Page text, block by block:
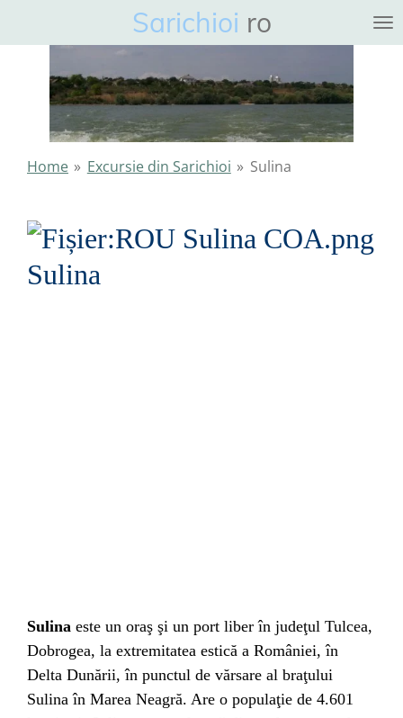
hoofdinhoud
Sarichioi ro
Home » Excursie din Sarichioi » Sulina
Sulina
Sulina este un oraş şi un port liber în judeţul Tulcea,
Dobrogea, la extremitatea estică a României, în
Delta Dunării, în punctul de vărsare al braţului
Sulina în Marea Neagră. Are o populaţie de 4.601